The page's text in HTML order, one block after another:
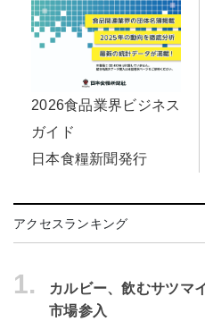
2026食品業界ビジネス
ガイド
日本食糧新聞発行
アクセスランキング
1.
カルビー、飲むサツマ
市場参入